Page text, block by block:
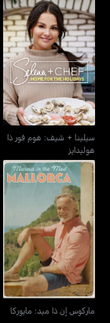
سيلينا + شيف: هوم فور ذا
هوليدايز
سيلينا + شيف: هوم فور ذا
هوليدايز
ماركوس إن ذا ميد: مايوركا
ماركوس إن ذا ميد: مايوركا